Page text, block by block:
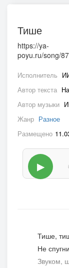
Тише
https://ya-
poyu.ru/song/
Исполнитель
Автор текста
Автор музыки
Жанр Разное
Размещено
▶
Тише,
Не
Звуком,